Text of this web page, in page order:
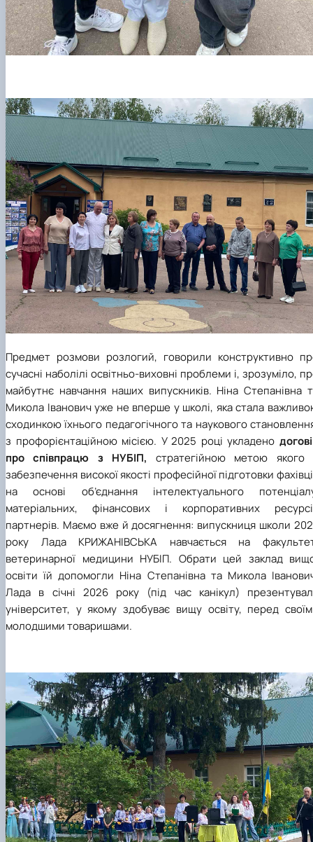
Предмет розмови розлогий, говорили конструктивно
сучасні наболілі освітньо-виховні проблеми і, зрозуміло,
майбутнє навчання наших випускників. Ніна Степанівна
Микола Іванович уже не вперше у школі, яка стала
сходинкою їхнього педагогічного та наукового
з профорієнтаційною місією. У 2025 році укладено
про співпрацю з НУБІП,стратегійною метою якого
забезпечення високої якості професійної підготовки
на основі об’єднання інтелектуального
матеріальних, фінансових і корпоративних
партнерів. Маємо вже й досягнення: випускниця школи
року Лада КРИЖАНІВСЬКА навчається на
ветеринарної медицини НУБІП. Обрати цей заклад
освіти їй допомогли Ніна Степанівна та Микола
Лада в січні 2026 року (під час канікул)
університет, у якому здобуває вищу освіту, перед
молодшими товаришами.